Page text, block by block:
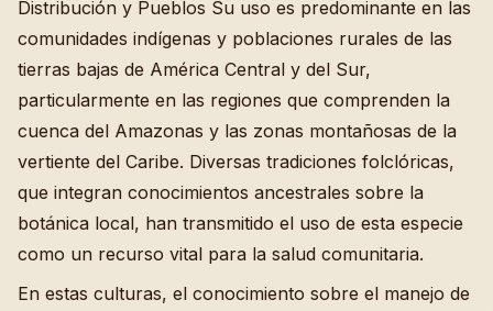
Distribución y Pueblos Su uso es predominante en las
comunidades indígenas y poblaciones rurales de las
tierras bajas de América Central y del Sur,
particularmente en las regiones que comprenden la
cuenca del Amazonas y las zonas montañosas de la
vertiente del Caribe. Diversas tradiciones folclóricas,
que integran conocimientos ancestrales sobre la
botánica local, han transmitido el uso de esta especie
como un recurso vital para la salud comunitaria.
En estas culturas, el conocimiento sobre el manejo de